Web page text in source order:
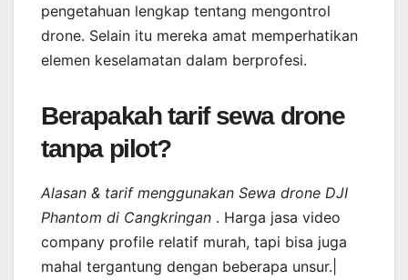
pengetahuan lengkap tentang mengontrol
drone. Selain itu mereka amat memperhatikan
elemen keselamatan dalam berprofesi.
Berapakah tarif sewa drone
tanpa pilot?
Alasan & tarif menggunakan Sewa drone DJI
Phantom di Cangkringan . Harga jasa video
company profile relatif murah, tapi bisa juga
mahal tergantung dengan beberapa unsur.|